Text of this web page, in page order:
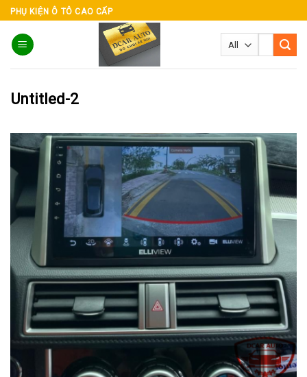
Skip
to
content
PHỤ KIỆN Ô TÔ CAO CẤP
Untitled-2